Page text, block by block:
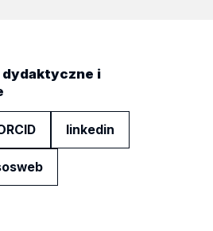
i
linkedin